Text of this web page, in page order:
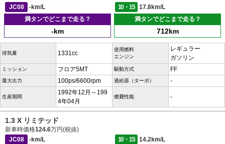
JC08
-km/L 10・15
17.8km/L
満タンでどこまで走る？
-km
満タンでどこまで走る？
712km
排気量 1331cc
使用燃料
エンジン
レギュラー
ガソリン
ミッション フロア5MT 駆動方式 FF
最大出力 100ps/6600rpm 過給器（ターボ） -
生産期間
1992年12月～199
4年04月
燃費性能 -
1.3 X リミテッド
新車時価格124.6万円(税抜)
JC08
-km/L 10・15
14.2km/L